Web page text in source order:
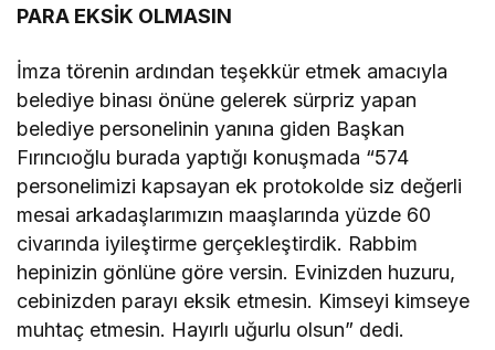
PARA EKSİK OLMASIN
İmza törenin ardından teşekkür etmek amacıyla
belediye binası önüne gelerek sürpriz yapan
belediye personelinin yanına giden Başkan
Fırıncıoğlu burada yaptığı konuşmada “574
personelimizi kapsayan ek protokolde siz değerli
mesai arkadaşlarımızın maaşlarında yüzde 60
civarında iyileştirme gerçekleştirdik. Rabbim
hepinizin gönlüne göre versin. Evinizden huzuru,
cebinizden parayı eksik etmesin. Kimseyi kimseye
muhtaç etmesin. Hayırlı uğurlu olsun” dedi.